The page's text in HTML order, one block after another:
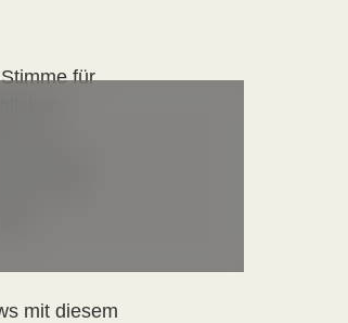
für
und
Bayerns
und
mit diesem